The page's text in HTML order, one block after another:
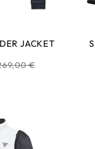
JACKET
€